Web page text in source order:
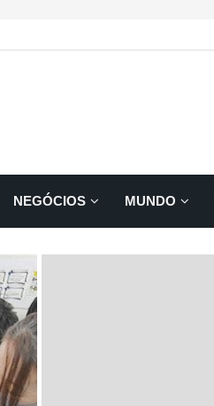
NEGÓCIOS MUNDO